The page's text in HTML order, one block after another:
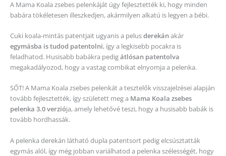
A Mama Koala zsebes pelenkáját úgy fejlesztették ki, hogy minden
babára tökéletesen illeszkedjen, akármilyen alkatú is legyen a bébi.
Cuki koala-mintás patentjait ugyanis a pelusderekánakár
egymásba is tudod patentolni, így a legkisebb pocakra is
feladhatod. Husisabb babákra pedigátlósan patentolva
megakadályozod, hogy a vastag combikat elnyomja a pelenka.
SŐT! A Mama Koala zsebes pelenkát a tesztelők visszajelzései alapján
tovább fejlesztették, így született meg a Mama Koala zsebes
pelenka 3.0 verziója, amely lehetővé teszi, hogy a husisabb babák is
tovább hordhassák.
A pelenka derekán látható dupla patentsort pedig elcsúsztatták
egymás alól, így még jobban variálhatod a pelenka szélességét, hogy